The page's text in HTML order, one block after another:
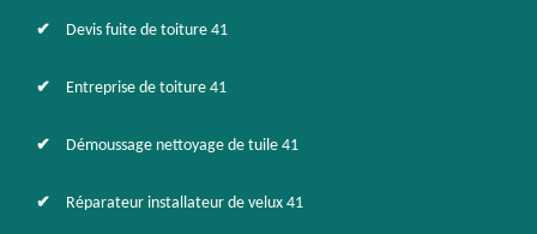
Devis fuite de toiture 41
Entreprise de toiture 41
Démoussage nettoyage de tuile 41
Réparateur installateur de velux 41